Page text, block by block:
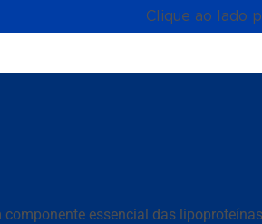
Clique ao lado
essencial das